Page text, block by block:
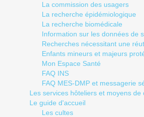
La commission des usagers
La recherche épidémiologique
La recherche biomédicale
Information sur les données de
Recherches nécessitant une
Enfants mineurs et majeurs
Mon Espace Santé
FAQ INS
FAQ MES-DMP et messagerie
Les services hôteliers et moyens de
Le guide d'accueil
Les cultes